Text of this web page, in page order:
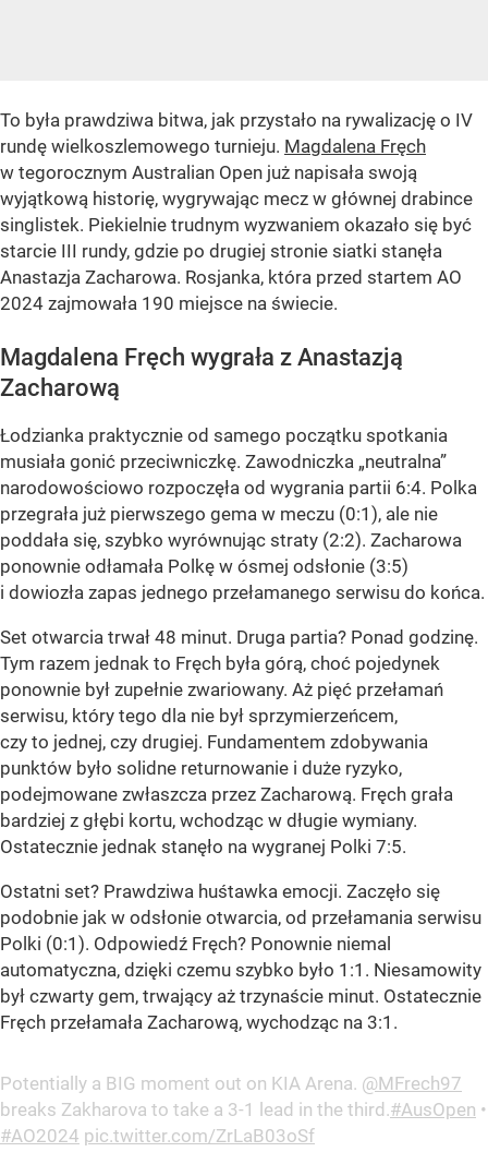
To była prawdziwa bitwa, jak przystało na rywalizację o IV
rundę wielkoszlemowego turnieju. Magdalena Fręch
w tegorocznym Australian Open już napisała swoją
wyjątkową historię, wygrywając mecz w głównej drabince
singlistek. Piekielnie trudnym wyzwaniem okazało się być
starcie III rundy, gdzie po drugiej stronie siatki stanęła
Anastazja Zacharowa. Rosjanka, która przed startem AO
2024 zajmowała 190 miejsce na świecie.
Magdalena Fręch wygrała z Anastazją
Zacharową
Łodzianka praktycznie od samego początku spotkania
musiała gonić przeciwniczkę. Zawodniczka „neutralna”
narodowościowo rozpoczęła od wygrania partii 6:4. Polka
przegrała już pierwszego gema w meczu (0:1), ale nie
poddała się, szybko wyrównując straty (2:2). Zacharowa
ponownie odłamała Polkę w ósmej odsłonie (3:5)
i dowiozła zapas jednego przełamanego serwisu do końca.
Set otwarcia trwał 48 minut. Druga partia? Ponad godzinę.
Tym razem jednak to Fręch była górą, choć pojedynek
ponownie był zupełnie zwariowany. Aż pięć przełamań
serwisu, który tego dla nie był sprzymierzeńcem,
czy to jednej, czy drugiej. Fundamentem zdobywania
punktów było solidne returnowanie i duże ryzyko,
podejmowane zwłaszcza przez Zacharową. Fręch grała
bardziej z głębi kortu, wchodząc w długie wymiany.
Ostatecznie jednak stanęło na wygranej Polki 7:5.
Ostatni set? Prawdziwa huśtawka emocji. Zaczęło się
podobnie jak w odsłonie otwarcia, od przełamania serwisu
Polki (0:1). Odpowiedź Fręch? Ponownie niemal
automatyczna, dzięki czemu szybko było 1:1. Niesamowity
był czwarty gem, trwający aż trzynaście minut. Ostatecznie
Fręch przełamała Zacharową, wychodząc na 3:1.
Potentially a BIG moment out on KIA Arena. @MFrech97
breaks Zakharova to take a 3-1 lead in the third.#AusOpen •
#AO2024 pic.twitter.com/ZrLaB03oSf